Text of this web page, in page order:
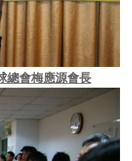
總會梅應源會長